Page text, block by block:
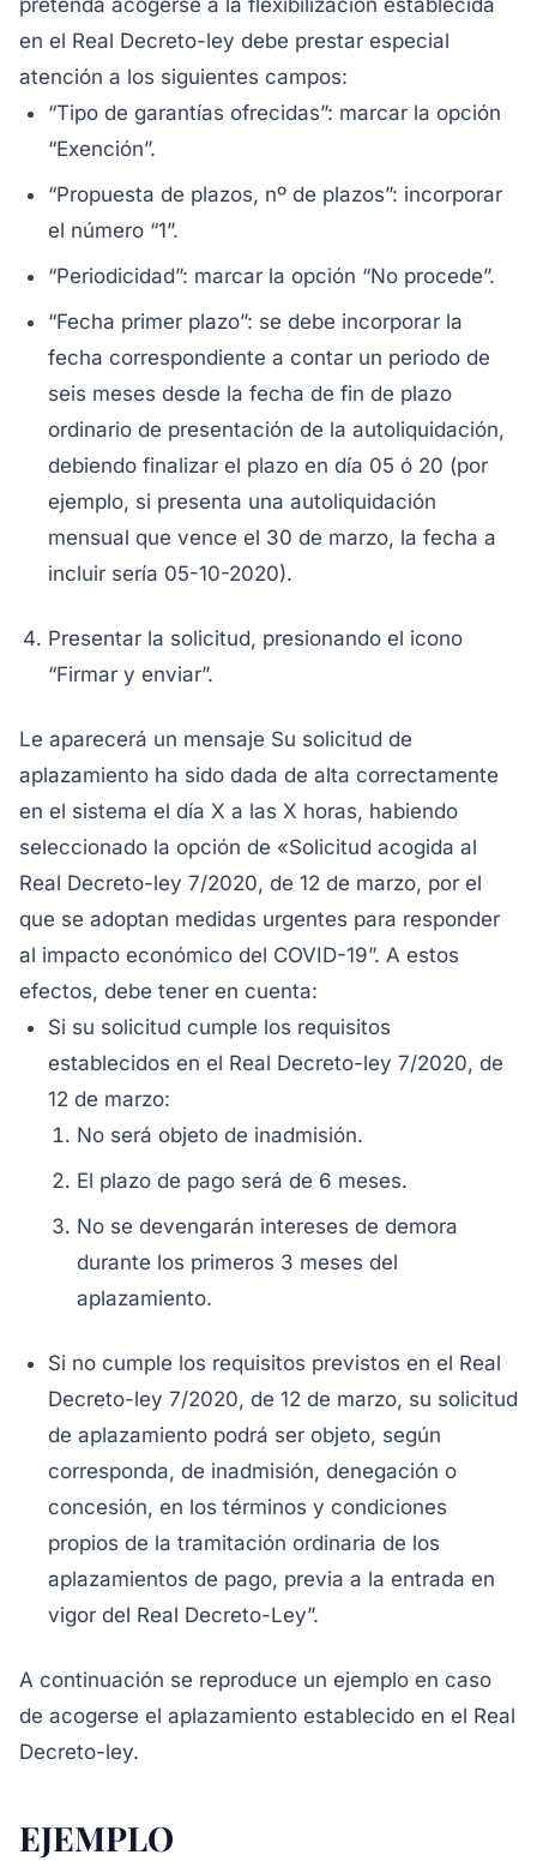
pretenda acogerse a la flexibilización establecida
en el Real Decreto-ley debe prestar especial
atención a los siguientes campos:
“Tipo de garantías ofrecidas”: marcar la opción
“Exención”.
“Propuesta de plazos, nº de plazos”: incorporar
el número “1”.
“Periodicidad”: marcar la opción “No procede”.
“Fecha primer plazo”: se debe incorporar la
fecha correspondiente a contar un periodo de
seis meses desde la fecha de fin de plazo
ordinario de presentación de la autoliquidación,
debiendo finalizar el plazo en día 05 ó 20 (por
ejemplo, si presenta una autoliquidación
mensual que vence el 30 de marzo, la fecha a
incluir sería 05-10-2020).
Presentar la solicitud, presionando el icono
“Firmar y enviar”.
Le aparecerá un mensaje Su solicitud de
aplazamiento ha sido dada de alta correctamente
en el sistema el día X a las X horas, habiendo
seleccionado la opción de «Solicitud acogida al
Real Decreto-ley 7/2020, de 12 de marzo, por el
que se adoptan medidas urgentes para responder
al impacto económico del COVID-19”. A estos
efectos, debe tener en cuenta:
Si su solicitud cumple los requisitos
establecidos en el Real Decreto-ley 7/2020, de
12 de marzo:
No será objeto de inadmisión.
El plazo de pago será de 6 meses.
No se devengarán intereses de demora
durante los primeros 3 meses del
aplazamiento.
Si no cumple los requisitos previstos en el Real
Decreto-ley 7/2020, de 12 de marzo, su solicitud
de aplazamiento podrá ser objeto, según
corresponda, de inadmisión, denegación o
concesión, en los términos y condiciones
propios de la tramitación ordinaria de los
aplazamientos de pago, previa a la entrada en
vigor del Real Decreto-Ley”.
A continuación se reproduce un ejemplo en caso
de acogerse el aplazamiento establecido en el Real
Decreto-ley.
EJEMPLO